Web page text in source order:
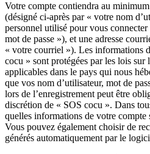
Votre compte contiendra au
(désigné ci-après par « votre nom
personnel utilisé pour vous
mot de passe »), et une adresse
« votre courriel »). Les informations
cocu » sont protégées par les lois sur
applicables dans le pays qui nous
que vos nom d’utilisateur, mot de
lors de l’enregistrement peut être
discrétion de « SOS cocu ». Dans
quelles informations de votre
Vous pouvez également choisir de
générés automatiquement par le